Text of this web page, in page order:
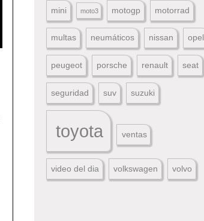
mini moto3 motogp motorrad
multas neumáticos nissan opel
peugeot porsche renault seat
seguridad suv suzuki
toyota ventas
video del dia volkswagen volvo